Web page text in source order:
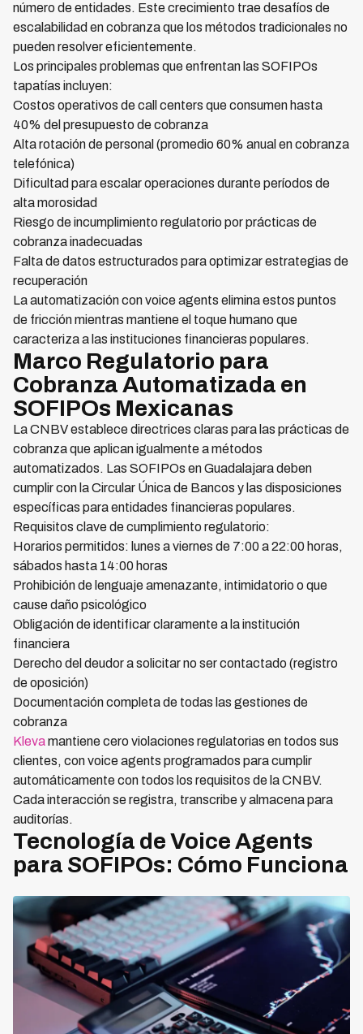
número de entidades. Este crecimiento trae desafíos de
escalabilidad en cobranza que los métodos tradicionales no
pueden resolver eficientemente.
Los principales problemas que enfrentan las SOFIPOs
tapatías incluyen:
Costos operativos de call centers que consumen hasta
40% del presupuesto de cobranza
Alta rotación de personal (promedio 60% anual en cobranza
telefónica)
Dificultad para escalar operaciones durante períodos de
alta morosidad
Riesgo de incumplimiento regulatorio por prácticas de
cobranza inadecuadas
Falta de datos estructurados para optimizar estrategias de
recuperación
La automatización con voice agents elimina estos puntos
de fricción mientras mantiene el toque humano que
caracteriza a las instituciones financieras populares.
Marco Regulatorio para
Cobranza Automatizada en
SOFIPOs Mexicanas
La CNBV establece directrices claras para las prácticas de
cobranza que aplican igualmente a métodos
automatizados. Las SOFIPOs en Guadalajara deben
cumplir con la Circular Única de Bancos y las disposiciones
específicas para entidades financieras populares.
Requisitos clave de cumplimiento regulatorio:
Horarios permitidos: lunes a viernes de 7:00 a 22:00 horas,
sábados hasta 14:00 horas
Prohibición de lenguaje amenazante, intimidatorio o que
cause daño psicológico
Obligación de identificar claramente a la institución
financiera
Derecho del deudor a solicitar no ser contactado (registro
de oposición)
Documentación completa de todas las gestiones de
cobranza
Klevamantiene cero violaciones regulatorias en todos sus
clientes, con voice agents programados para cumplir
automáticamente con todos los requisitos de la CNBV.
Cada interacción se registra, transcribe y almacena para
auditorías.
Tecnología de Voice Agents
para SOFIPOs: Cómo Funciona